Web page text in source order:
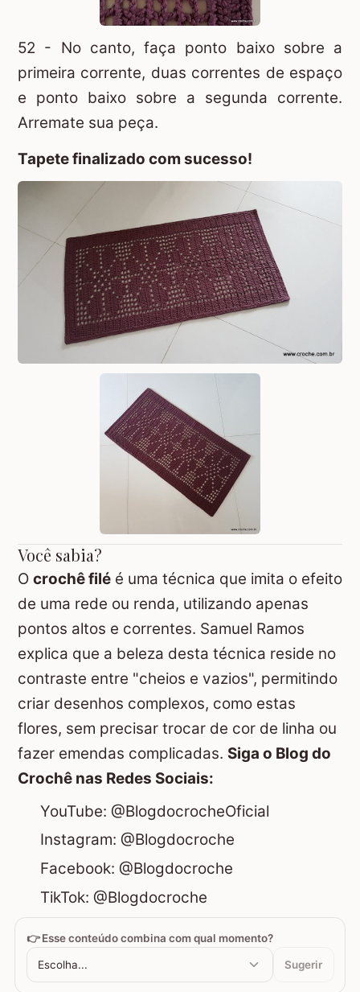
52 - No canto, faça ponto baixo sobre a
primeira corrente, duas correntes de espaço
e ponto baixo sobre a segunda corrente.
Arremate sua peça.
Tapete finalizado com sucesso!
Você sabia?
O crochê filé é uma técnica que imita o efeito
de uma rede ou renda, utilizando apenas
pontos altos e correntes. Samuel Ramos
explica que a beleza desta técnica reside no
contraste entre "cheios e vazios", permitindo
criar desenhos complexos, como estas
flores, sem precisar trocar de cor de linha ou
fazer emendas complicadas. Siga o Blog do
Crochê nas Redes Sociais:
YouTube: @BlogdocrocheOficial
Instagram: @Blogdocroche
Facebook: @Blogdocroche
TikTok: @Blogdocroche
👉 Esse conteúdo combina com qual momento?
Escolha... Sugerir